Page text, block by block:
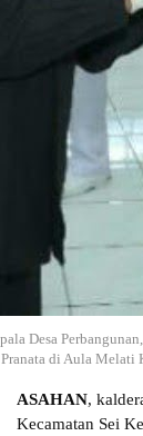
Desa
di Aula Melati
ASAHAN,
Kecamatan Sei